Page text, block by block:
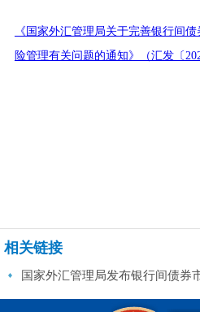
《国家外汇管理局关于完善银行间
险管理有关问题的通知》（汇发〔
相关链接
国家外汇管理局发布银行间债券